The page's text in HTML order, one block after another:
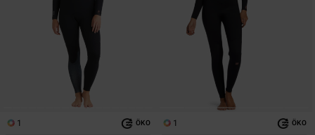
1 ÖKO 1 ÖKO